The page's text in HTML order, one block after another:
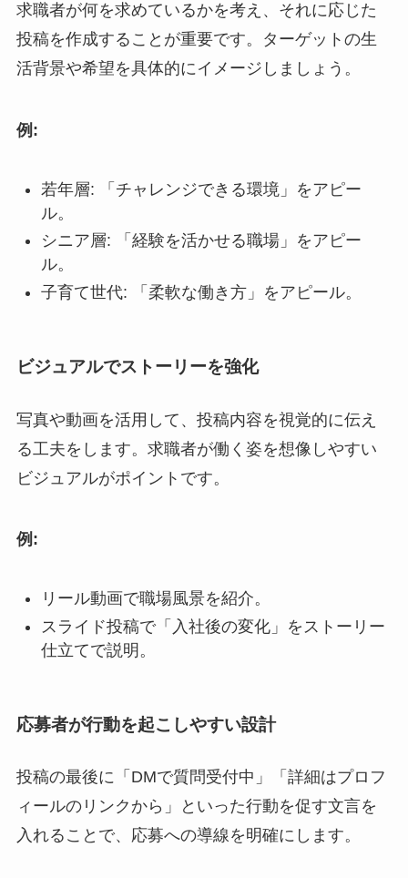
求職者が何を求めているかを考え、それに応じた
投稿を作成することが重要です。ターゲットの生
活背景や希望を具体的にイメージしましょう。
例:
若年層: 「チャレンジできる環境」をアピー
ル。
シニア層: 「経験を活かせる職場」をアピー
ル。
子育て世代: 「柔軟な働き方」をアピール。
ビジュアルでストーリーを強化
写真や動画を活用して、投稿内容を視覚的に伝え
る工夫をします。求職者が働く姿を想像しやすい
ビジュアルがポイントです。
例:
リール動画で職場風景を紹介。
スライド投稿で「入社後の変化」をストーリー
仕立てで説明。
応募者が行動を起こしやすい設計
投稿の最後に「DMで質問受付中」「詳細はプロフ
ィールのリンクから」といった行動を促す文言を
入れることで、応募への導線を明確にします。